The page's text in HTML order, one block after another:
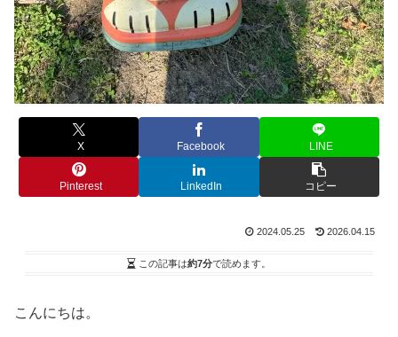
X Facebook LINE
Pinterest LinkedIn コピー
2024.05.25 2026.04.15
この記事は約7分で読めます。
こんにちは。